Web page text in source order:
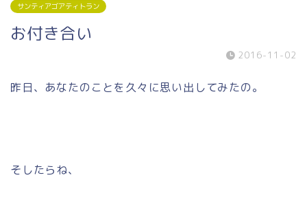
サンティアゴアティトラン
お付き合い
2016-11-02
昨日、あなたのことを久々に思い出してみたの。
そしたらね、